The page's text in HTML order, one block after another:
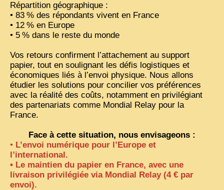
MUSÉES
ALBUMS FAMILLE
EN
Répartition géographique :
• 83 % des répondants vivent en France
• 12 % en Europe
• 5 % dans le reste du monde
Vos retours confirment l’attachement au support
papier, tout en soulignant les défis logistiques et
économiques liés à l’envoi physique. Nous allons
étudier les solutions pour concilier vos préférences
avec la réalité des coûts, notamment en privilégiant
des partenariats comme Mondial Relay pour la
France.
Face à cette situation, nous envisageons :
• L’envoi numérique pour l’Europe et
l’international.
• Le maintien du papier en France, avec une
livraison privilégiée via Mondial Relay (4 € par
envoi).